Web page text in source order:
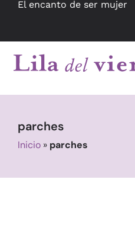
El encanto de ser mujer
parches
Inicio » parches